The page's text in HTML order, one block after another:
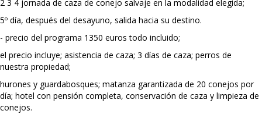
2 3 4 jornada de caza de conejo salvaje en la modalidad elegida;
5º día, después del desayuno, salida hacia su destino.
- precio del programa 1350 euros todo incluido;
el precio incluye; asistencia de caza; 3 días de caza; perros de
nuestra propiedad;
hurones y guardabosques; matanza garantizada de 20 conejos por
día; hotel con pensión completa, conservación de caza y limpieza de
conejos.